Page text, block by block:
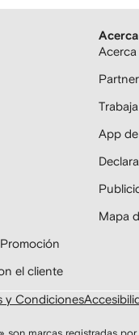
el cliente
Acerca
App de
Mapa
y Condiciones